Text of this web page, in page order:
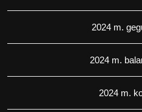
2024 m.
2024 m.
2024 m.